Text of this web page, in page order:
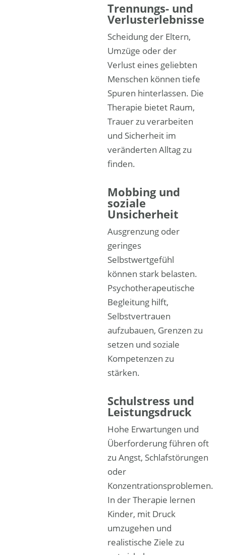
Trennungs- und
Verlusterlebnisse
Scheidung der Eltern,
Umzüge oder der
Verlust eines geliebten
Menschen können tiefe
Spuren hinterlassen. Die
Therapie bietet Raum,
Trauer zu verarbeiten
und Sicherheit im
veränderten Alltag zu
finden.
Mobbing und
soziale
Unsicherheit
Ausgrenzung oder
geringes
Selbstwertgefühl
können stark belasten.
Psychotherapeutische
Begleitung hilft,
Selbstvertrauen
aufzubauen, Grenzen zu
setzen und soziale
Kompetenzen zu
stärken.
Schulstress und
Leistungsdruck
Hohe Erwartungen und
Überforderung führen oft
zu Angst, Schlafstörungen
oder
Konzentrationsproblemen.
In der Therapie lernen
Kinder, mit Druck
umzugehen und
realistische Ziele zu